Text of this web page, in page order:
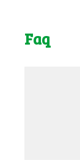
Faq